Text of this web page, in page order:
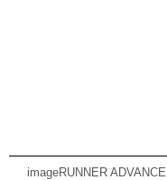
imageRUNNER